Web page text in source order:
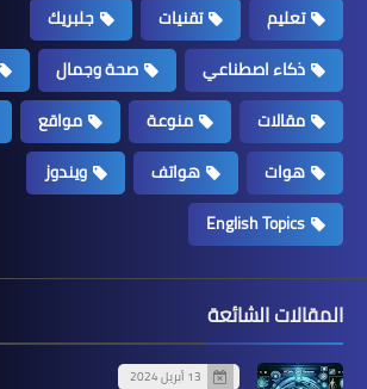
تعليم
تقنيات
جلبريك
ذكاء اصطناعي
صحة وجمال
مقالات
منوعة مواقع
هوات
هواتف
ويندوز
English Topics
المقالات الشائعة
13 أبريل 2024